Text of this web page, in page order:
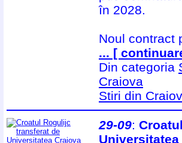
în 2028.
Noul contract
... [
Din categoria
Craiova
Stiri din
29-09: